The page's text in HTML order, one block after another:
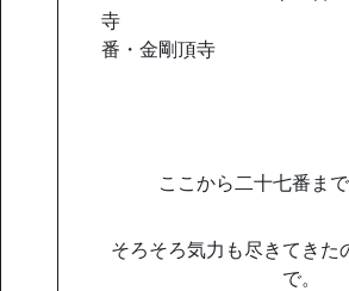
寺 二
番・金剛頂寺
ここから二十七番ま
そろそろ気力も尽きてきた
で。